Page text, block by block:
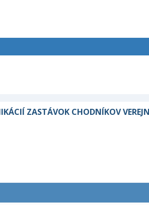
ZASTÁVOK CHODNÍKOV